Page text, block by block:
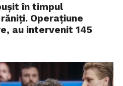
în timpul
Operațiune
au intervenit 145